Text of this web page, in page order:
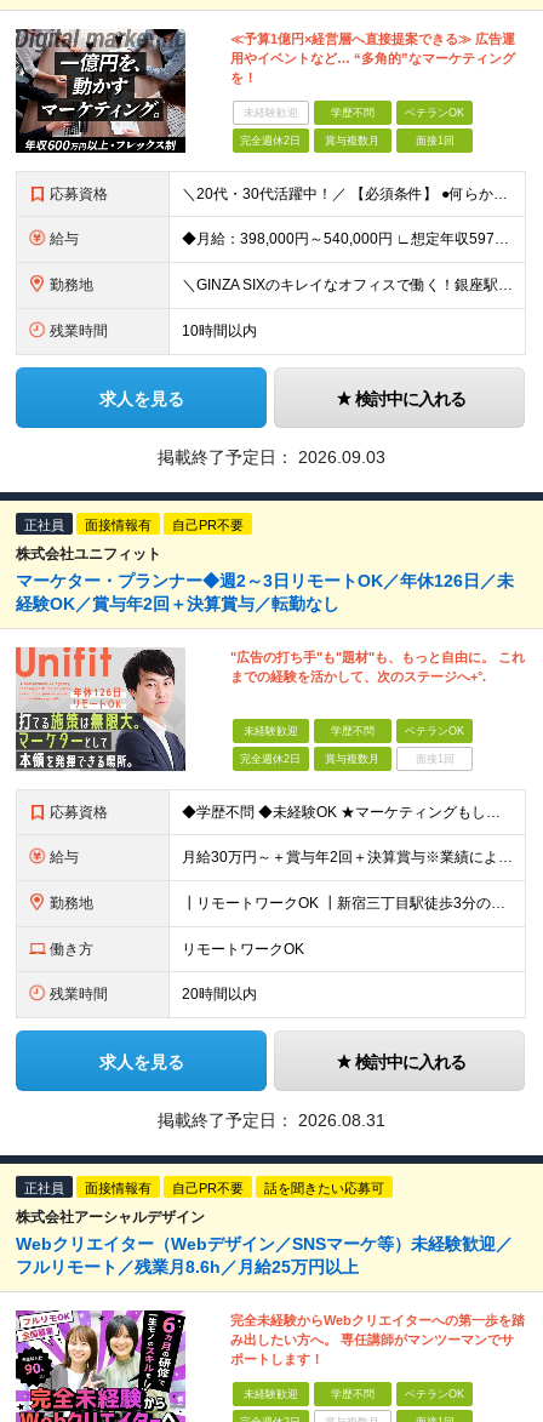
≪予算1億円×経営層へ直接提案できる≫ 広告運
用やイベントなど… “多角的”なマーケティング
を！
未経験歓迎 学歴不問 ベテランOK
完全週休2日 賞与複数月 面接1回
応募資格 ＼20代・30代活躍中！／ 【必須条件】 ●何らかのデジタルマーケティング実務経験（toB・toC不問） ※学歴不問 ≪こんな方にぴったりです！≫ ★MA/CRMツールの設計・運用実務経験（1年以上
給与 ◆月給：398,000円～540,000円 ∟想定年収597万円～810万円 ※経験・スキルにより、給与額を決定します ※上記月給には固定残業代（月20時間分/53,600円～72,800円）を含み
勤務地 ＼GINZA SIXのキレイなオフィスで働く！銀座駅・東銀座駅から徒歩1分／ ★東京都中央区銀座6-10-1 GINZA SIX 9F (変更の範囲)上記を除く当社関連勤務地
残業時間 10時間以内
求人を見る 検討中に入れる
掲載終了予定日： 2026.09.03
正社員 面接情報有 自己PR不要
株式会社ユニフィット
マーケター・プランナー◆週2～3日リモートOK／年休126日／未
経験OK／賞与年2回＋決算賞与／転勤なし
"広告の打ち手"も"題材"も、もっと自由に。 これ
までの経験を活かして、次のステージへ+°.
未経験歓迎 学歴不問 ベテランOK
完全週休2日 賞与複数月 面接1回
応募資格 ◆学歴不問 ◆未経験OK ★マーケティングもしくはプロモーション企画立案などの実務経験をお持ちの方歓迎します（業界・経験年数不問） ＜ 以下に１つでも当てはまる方は、大歓迎！＞ ◇自社製品・1業界
給与 月給30万円～＋賞与年2回＋決算賞与※業績による ※上記月給額を目安として、経験や前職給与などを踏まえ、相談のうえ給与額が変動する可能性がございます。 ※試用期間中は賞与対象外となります。 【固定
勤務地 ┃リモートワークOK ┃新宿三丁目駅徒歩3分のオフィス ┃転勤なし 【本社】 東京都新宿区新宿5-13-9 太平洋不動産新宿ビル 2F ＼オフィスの雰囲気についてご紹介／ 落ち着いた色味でまとめら
働き方 リモートワークOK
残業時間 20時間以内
求人を見る 検討中に入れる
掲載終了予定日： 2026.08.31
正社員 面接情報有 自己PR不要 話を聞きたい応募可
株式会社アーシャルデザイン
Webクリエイター（Webデザイン／SNSマーケ等）未経験歓迎／
フルリモート／残業月8.6h／月給25万円以上
完全未経験からWebクリエイターへの第一歩を踏
み出したい方へ。 専任講師がマンツーマンでサ
ポートします！
未経験歓迎 学歴不問 ベテランOK